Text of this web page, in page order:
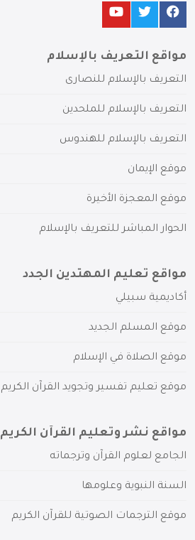
مواقع التعريف بالإسلام
التعريف بالإسلام للنصارى
التعريف بالإسلام للملحدين
التعريف بالإسلام للهندوس
موقع الإيمان
موقع المعجزة الأخيرة
الحوار المباشر للتعريف بالإسلام
مواقع تعليم المهتدين الجدد
أكاديمية سبيلي
موقع المسلم الجديد
موقع الصلاة في الإسلام
موقع تعليم تفسير وتجويد القرآن الكريم
مواقع نشر وتعليم القرآن الكريم
الجامع لعلوم القرآن وترجماته
السنة النبوية وعلومها
موقع الترجمات الصوتية للقرآن الكريم